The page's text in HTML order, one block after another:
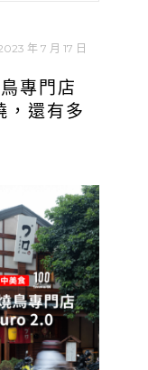
年 7 月 17 日
專門店
還有多